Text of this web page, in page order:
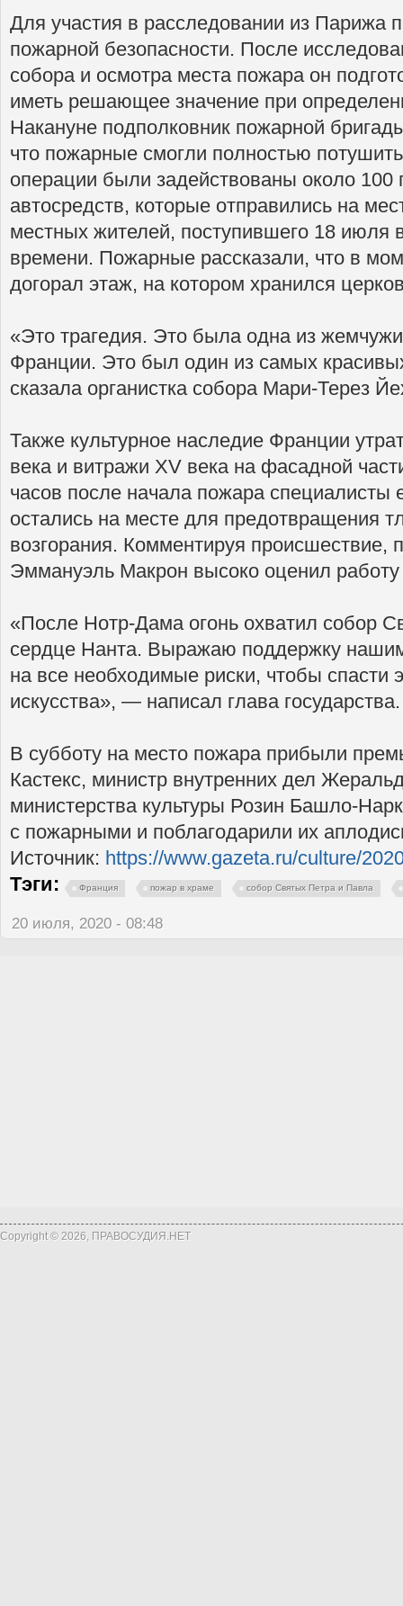
Для участия в расследовании из Парижа
пожарной безопасности. После
собора и осмотра места пожара он
иметь решающее значение при
Накануне подполковник пожарной
что пожарные смогли полностью
операции были задействованы около 100
автосредств, которые отправились на
местных жителей, поступившего 18 июля
времени. Пожарные рассказали, что в
догорал этаж, на котором хранился
«Это трагедия. Это была одна из
Франции. Это был один из самых
сказала органистка собора Мари-Терез
Также культурное наследие Франции
века и витражи XV века на фасадной
часов после начала пожара специалисты
остались на месте для предотвращения
возгорания. Комментируя происшествие,
Эммануэль Макрон высоко оценил
«После Нотр-Дама огонь охватил собор
сердце Нанта. Выражаю поддержку
на все необходимые риски, чтобы спасти
искусства», — написал глава государства.
В субботу на место пожара прибыли
Кастекс, министр внутренних дел
министерства культуры Розин Башло-
с пожарными и поблагодарили их
Источник: https://www.gazeta.ru/culture/
Тэги:
Франция пожар в храме собор Святых Петра и Павла
20 июля, 2020 - 08:48
Copyright © 2026, ПРАВОСУДИЯ.НЕТ